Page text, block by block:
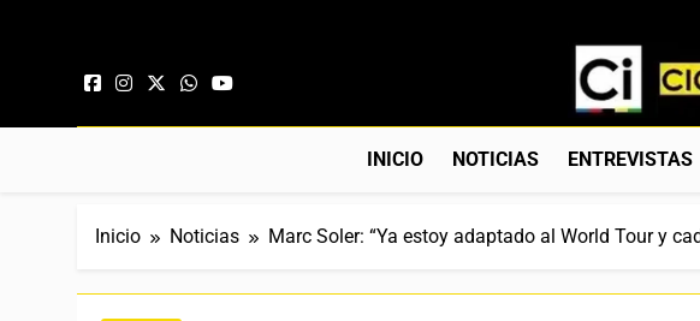
Web
INICIO NOTICIAS ENTREVISTAS
Inicio Noticias Marc Soler: “Ya estoy adaptado al World Tour y